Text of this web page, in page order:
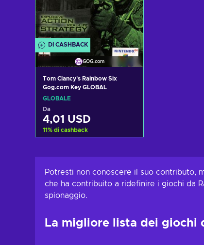
DI CASHBACK
GOG.com
Tom Clancy's Rainbow Six
Gog.com Key GLOBAL
GLOBALE
Da
4,01 USD
11% di cashback
Visualizza offerte
Potresti non conoscere il suo contributo,
che ha contribuito a ridefinire i giochi da
spionaggio.
La migliore lista dei giochi